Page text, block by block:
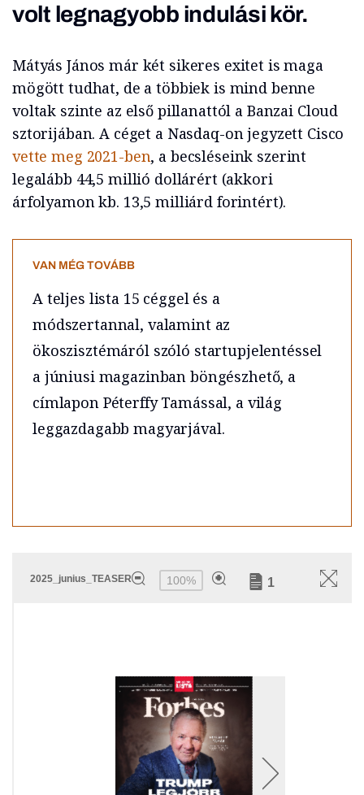
volt legnagyobb indulási kör.
Mátyás János már két sikeres exitet is maga
mögött tudhat, de a többiek is mind benne
voltak szinte az első pillanattól a Banzai Cloud
sztorijában. A céget a Nasdaq-on jegyzett Cisco
vette meg 2021-ben, a becsléseink szerint
legalább 44,5 millió dollárért (akkori
árfolyamon kb. 13,5 milliárd forintért).
VAN MÉG TOVÁBB
A teljes lista 15 céggel és a
módszertannal, valamint az
ökoszisztémáról szóló startupjelentéssel
a júniusi magazinban böngészhető, a
címlapon Péterffy Tamással, a világ
leggazdagabb magyarjával.